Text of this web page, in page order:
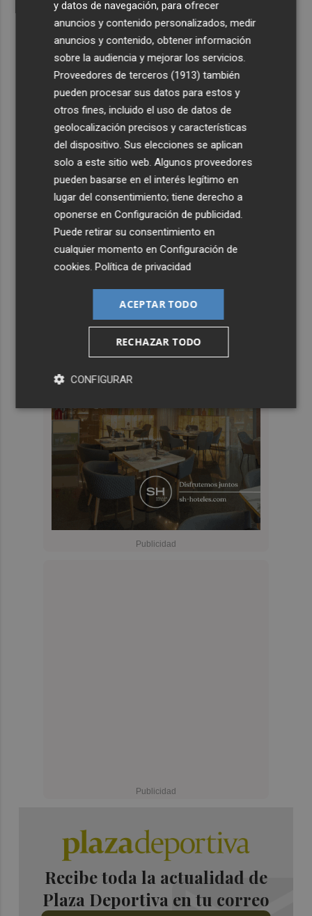
Recibe toda la actualidad de
Plaza Deportiva en tu correo
y datos de navegación, para ofrecer
anuncios y contenido personalizados, medir
anuncios y contenido, obtener información
sobre la audiencia y mejorar los servicios.
Proveedores de terceros (1913) también
pueden procesar sus datos para estos y
otros fines, incluido el uso de datos de
geolocalización precisos y características
del dispositivo. Sus elecciones se aplican
solo a este sitio web. Algunos proveedores
pueden basarse en el interés legítimo en
lugar del consentimiento; tiene derecho a
oponerse enConfiguración de publicidad
Puede retirar su consentimiento en
cualquier momento enConfiguración de
cookies .Política de privacidad
ACEPTAR TODO
RECHAZAR TODO
CONFIGURAR